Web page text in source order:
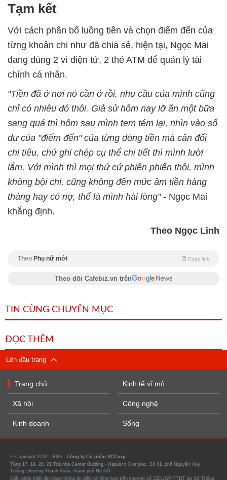
Tạm kết
Với cách phân bổ luồng tiền và chọn điểm đến của
từng khoản chi như đã chia sẻ, hiện tại, Ngọc Mai
đang dùng 2 ví điện tử, 2 thẻ ATM để quản lý tài
chính cá nhân.
"Tiền đã ở nơi nó cần ở rồi, nhu cầu của mình cũng
chỉ có nhiêu đó thôi. Giả sử hôm nay lỡ ăn một bữa
sang quá thì hôm sau mình tem tém lại, nhìn vào số
dư của "điểm đến" của từng dòng tiền mà cân đối
chi tiêu, chứ ghi chép cụ thể chi tiết thì mình lười
lắm. Với mình thì mọi thứ cứ phiên phiến thôi, mình
không bội chi, cũng không đến mức âm tiền hàng
tháng hay có nợ, thế là mình hài lòng" - Ngọc Mai
khẳng định.
Theo Ngọc Linh
Theo Phụ nữ mới Copy link
Theo dõi Cafebiz.vn trên
TIN CÙNG CHUYÊN MỤC
ĐỌC THÊM
Lên đầu trang
Trang chủ
Xã hội
Kinh doanh
Kinh tế vĩ mô
Công nghệ
Sống
© Copyright 2012 - 2026 - Công ty Cổ phần VCCorp.
Tầng 17, 19, 20, 21 Toà nhà Center Building - Hapulico Complex, Số 01, phố Nguyễn Huy
Tưởng, phường Thanh Xuân, thành phố Hà Nội
Giấy phép thiết lập trang thông tin điện tử tổng hợp trên internet số 3321/GP-TTĐT do Sở Thông